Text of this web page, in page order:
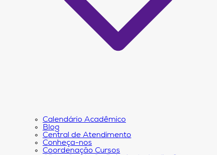
Calendário Acadêmico
Blog
Central de Atendimento
Conheça-nos
Coordenação Cursos